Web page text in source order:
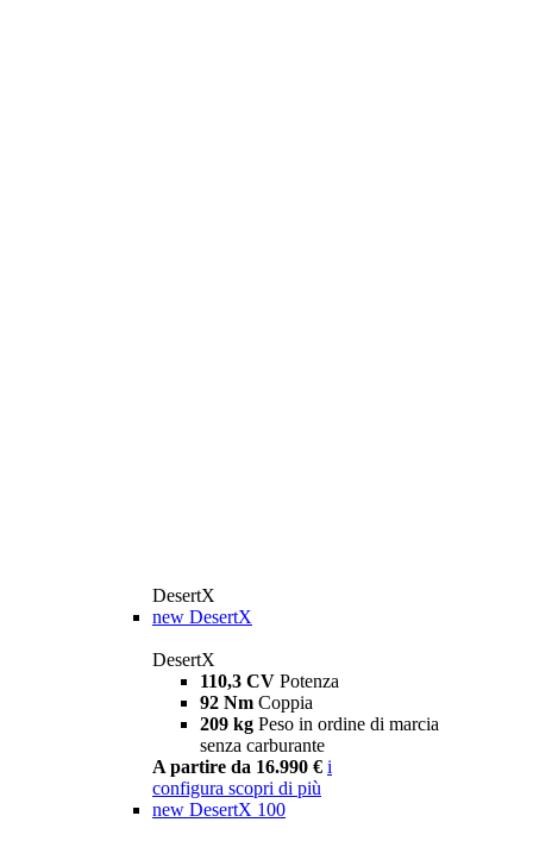
DesertX
new DesertX
DesertX
110,3 CV Potenza
92 Nm Coppia
209 kg Peso in ordine di marcia
senza carburante
A partire da 16.990 € i
configura scopri di più
new DesertX 100